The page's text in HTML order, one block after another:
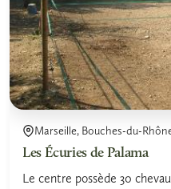
Marseille, Bouches-du-
Les Écuries de Palama
Le centre possède 30